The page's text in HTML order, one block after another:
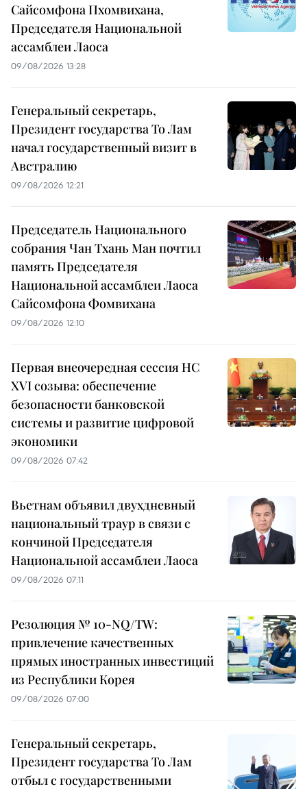
Сайсомфона Пхомвихана,
Председателя Национальной
ассамблеи Лаоса
09/08/2026 13:28
Генеральный секретарь,
Президент государства То Лам
начал государственный визит в
Австралию
09/08/2026 12:21
Председатель Национального
собрания Чан Тхань Ман почтил
память Председателя
Национальной ассамблеи Лаоса
Сайсомфона Фомвихана
09/08/2026 12:10
Первая внеочередная сессия НС
XVI созыва: обеспечение
безопасности банковской
системы и развитие цифровой
экономики
09/08/2026 07:42
Вьетнам объявил двухдневный
национальный траур в связи с
кончиной Председателя
Национальной ассамблеи Лаоса
09/08/2026 07:11
Резолюция № 10-NQ/TW:
привлечение качественных
прямых иностранных инвестиций
из Республики Корея
09/08/2026 07:00
Генеральный секретарь,
Президент государства То Лам
отбыл с государственными